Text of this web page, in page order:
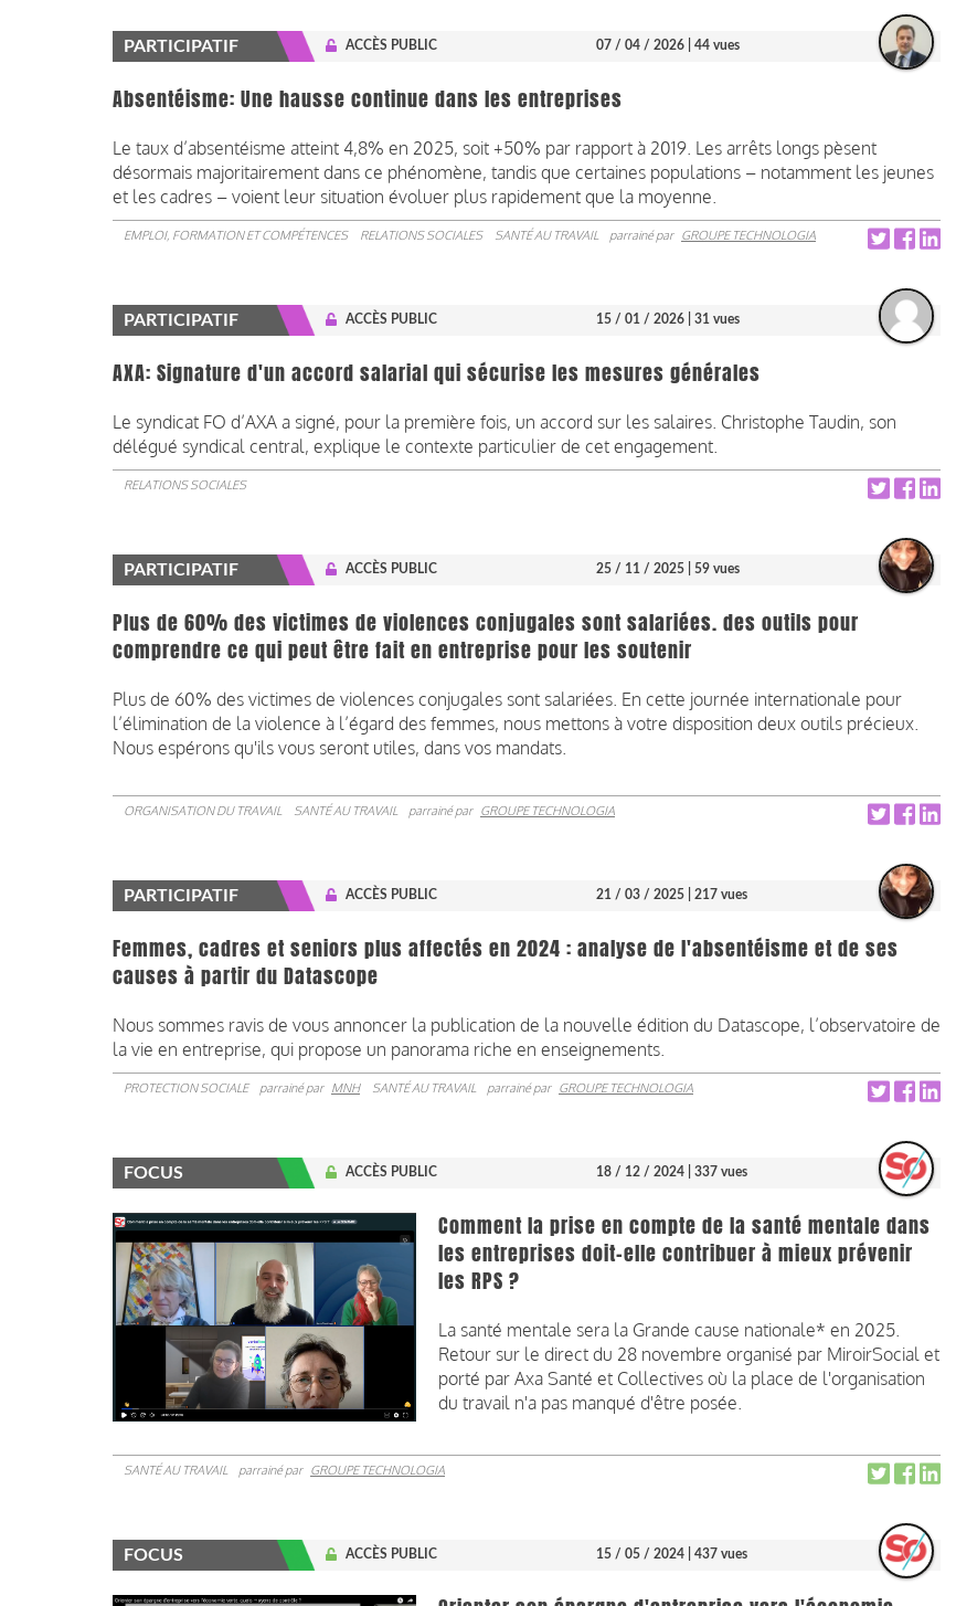
PARTICIPATIF ACCÈS PUBLIC 07 / 04 / 2026 | 44 vues
Absentéisme: Une hausse continue dans les entreprises
Le taux d’absentéisme atteint 4,8% en 2025, soit +50% par rapport à 2019. Les arrêts longs pèsent
désormais majoritairement dans ce phénomène, tandis que certaines populations – notamment les jeunes
et les cadres – voient leur situation évoluer plus rapidement que la moyenne.
EMPLOI, FORMATION ET COMPÉTENCES RELATIONS SOCIALES SANTÉ AU TRAVAIL parrainé par GROUPE TECHNOLOGIA
PARTICIPATIF ACCÈS PUBLIC 15 / 01 / 2026 | 31 vues
AXA: Signature d'un accord salarial qui sécurise les mesures générales
Le syndicat FO d’AXA a signé, pour la première fois, un accord sur les salaires. Christophe Taudin, son
délégué syndical central, explique le contexte particulier de cet engagement.
RELATIONS SOCIALES
PARTICIPATIF ACCÈS PUBLIC 25 / 11 / 2025 | 59 vues
Plus de 60% des victimes de violences conjugales sont salariées. des outils pour
comprendre ce qui peut être fait en entreprise pour les soutenir
Plus de 60% des victimes de violences conjugales sont salariées. En cette journée internationale pour
l’élimination de la violence à l’égard des femmes, nous mettons à votre disposition deux outils précieux.
Nous espérons qu'ils vous seront utiles, dans vos mandats.
ORGANISATION DU TRAVAIL SANTÉ AU TRAVAIL parrainé par GROUPE TECHNOLOGIA
PARTICIPATIF ACCÈS PUBLIC 21 / 03 / 2025 | 217 vues
Femmes, cadres et seniors plus affectés en 2024 : analyse de l'absentéisme et de ses
causes à partir du Datascope
Nous sommes ravis de vous annoncer la publication de la nouvelle édition du Datascope, l’observatoire de
la vie en entreprise, qui propose un panorama riche en enseignements.
PROTECTION SOCIALE parrainé par MNH SANTÉ AU TRAVAIL parrainé par GROUPE TECHNOLOGIA
FOCUS ACCÈS PUBLIC 18 / 12 / 2024 | 337 vues
Comment la prise en compte de la santé mentale dans
les entreprises doit-elle contribuer à mieux prévenir
les RPS ?
La santé mentale sera la Grande cause nationale* en 2025.
Retour sur le direct du 28 novembre organisé par MiroirSocial et
porté par Axa Santé et Collectives où la place de l'organisation
du travail n'a pas manqué d'être posée.
SANTÉ AU TRAVAIL parrainé par GROUPE TECHNOLOGIA
FOCUS ACCÈS PUBLIC 15 / 05 / 2024 | 437 vues